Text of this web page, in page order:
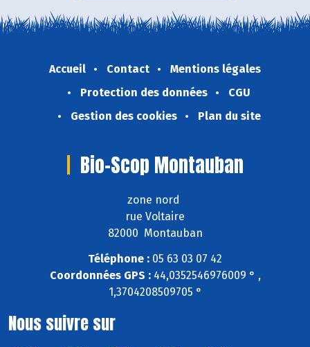
Accueil Contact
Mentions légales
Protection des données
CGU
Gestion des cookies
Plan du site
Bio-Scop Montauban
zone nord
rue Voltaire
82000 Montauban
Téléphone : 05 63 03 07 42
Coordonnées GPS :44,0352546976009 ° ,
1,3704208509705 °
Nous suivre sur